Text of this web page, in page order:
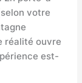
votre
réalité ouvre
est-